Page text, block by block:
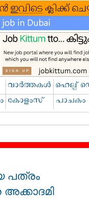
പത്രം